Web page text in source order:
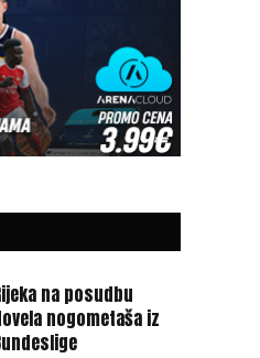
na posudbu
nogometaša iz